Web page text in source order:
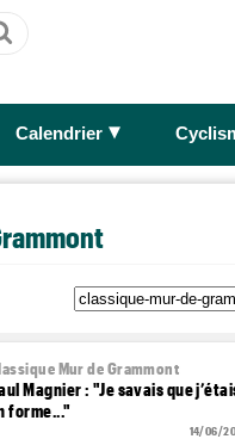
Ok
Calendrier ►
Mur de Grammont
Magnier : "Je savais que
forme..."
14/06/